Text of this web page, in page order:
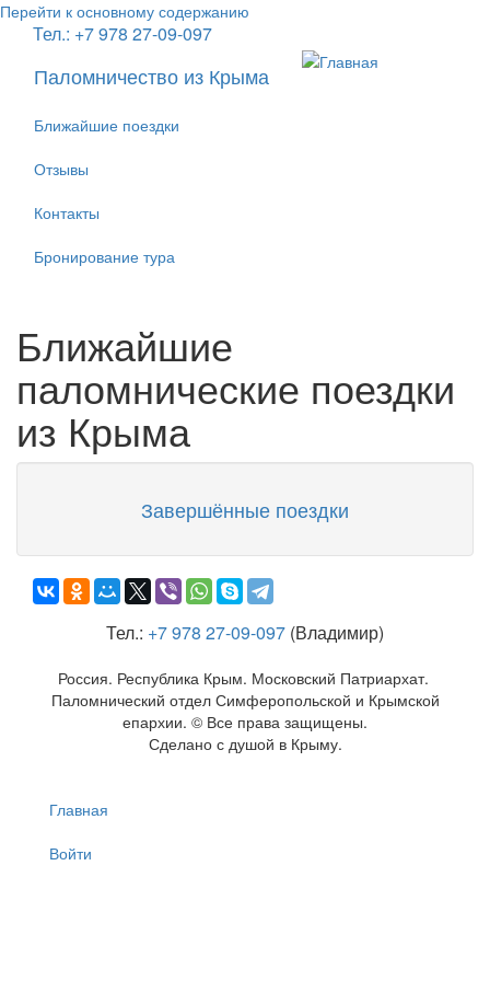
Перейти к основному содержанию
Тел.: +7 978 27-09-097
Паломничество из Крыма
Ближайшие поездки
Отзывы
Контакты
Бронирование тура
Ближайшие
паломнические поездки
из Крыма
Завершённые поездки
Тел.: +7 978 27-09-097 (Владимир)
Россия. Республика Крым. Московский Патриархат.
Паломнический отдел Симферопольской и Крымской
епархии. © Все права защищены.
Сделано с душой в Крыму.
Главная
Войти